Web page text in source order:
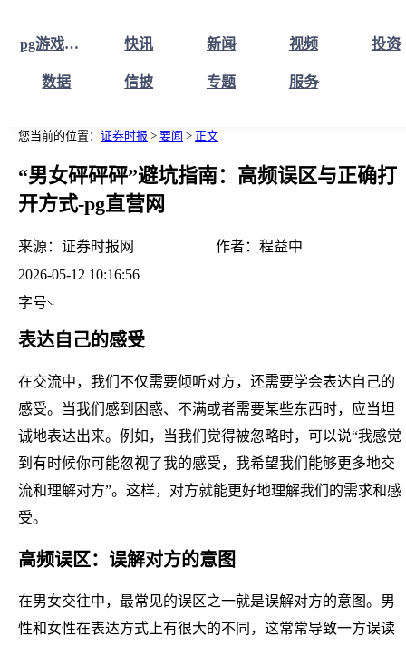
pg游戏库最新版本首页 快讯 新闻 视频 投资
数据 信披 专题 服务
您当前的位置： 证券时报 > 要闻 > 正文
“男女砰砰砰”避坑指南：高频误区与正确打
开方式-pg直营网
来源： 证券时报网 作者： 程益中
2026-05-12 10:16:56
字号
表达自己的感受
在交流中，我们不仅需要倾听对方，还需要学会表达自己的
感受。当我们感到困惑、不满或者需要某些东西时，应当坦
诚地表达出来。例如，当我们觉得被忽略时，可以说“我感觉
到有时候你可能忽视了我的感受，我希望我们能够更多地交
流和理解对方”。这样，对方就能更好地理解我们的需求和感
受。
高频误区：误解对方的意图
在男女交往中，最常见的误区之一就是误解对方的意图。男
性和女性在表达方式上有很大的不同，这常常导致一方误读